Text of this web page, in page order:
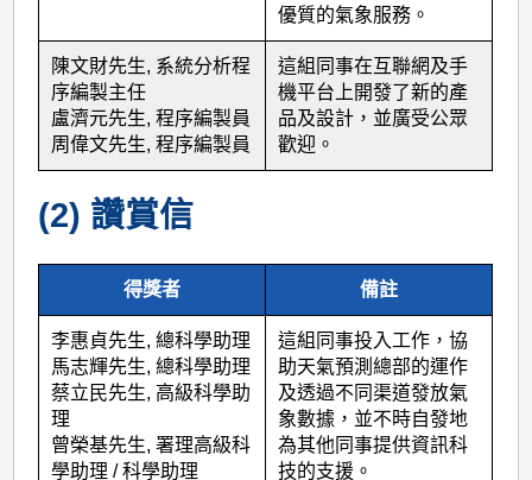
優質的氣象服務。
陳文財先生, 系統分析程
序編製主任
盧濟元先生, 程序編製員
周偉文先生, 程序編製員
這組同事在互聯網及手
機平台上開發了新的產
品及設計，並廣受公眾
歡迎。
(2) 讚賞信
得獎者 備註
李惠貞先生, 總科學助理
馬志輝先生, 總科學助理
蔡立民先生, 高級科學助
理
曾榮基先生, 署理高級科
學助理 / 科學助理
這組同事投入工作，協
助天氣預測總部的運作
及透過不同渠道發放氣
象數據，並不時自發地
為其他同事提供資訊科
技的支援。